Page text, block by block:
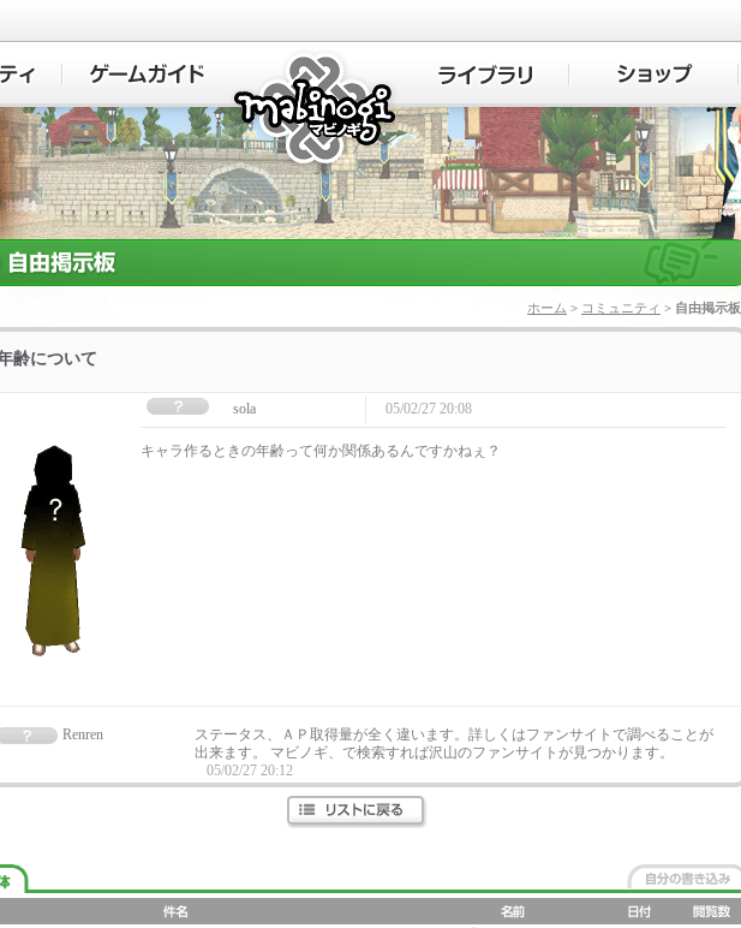
マビノギ
ホーム > コミュニティ > 自由掲示板
齢について
sola 05/02/27 20:08
キャラ作るときの年齢って何か関係あるんですかねぇ？
Renren
ステータス、ＡＰ取得量が全く違います。詳しくはファンサイトで調べることが
出来ます。 マビノギ、で検索すれば沢山のファンサイトが見つかります。
05/02/27 20:12